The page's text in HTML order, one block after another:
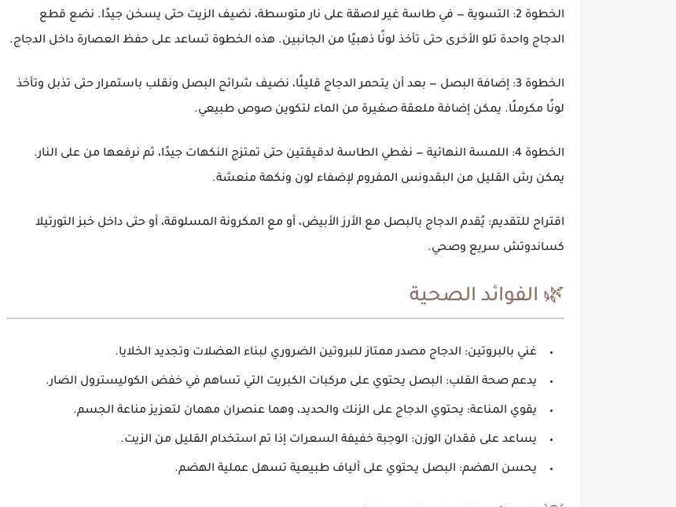
الخطوة 2: التسوية — في طاسة غير لاصقة على نار متوسطة، نضيف الزيت حتى يسخن جيدًا. نضع قطع
الدجاج واحدة تلو الأخرى حتى تأخذ لونًا ذهبيًا من الجانبين. هذه الخطوة تساعد على حفظ العصارة داخل الدجاج.
الخطوة 3: إضافة البصل — بعد أن يتحمر الدجاج قليلًا، نضيف شرائح البصل ونقلب باستمرار حتى تذبل وتأخذ
لونًا مكرملًا. يمكن إضافة ملعقة صغيرة من الماء لتكوين صوص طبيعي.
الخطوة 4: اللمسة النهائية — نغطي الطاسة لدقيقتين حتى تمتزج النكهات جيدًا، ثم نرفعها من على النار.
يمكن رش القليل من البقدونس المفروم لإضفاء لون ونكهة منعشة.
اقتراح للتقديم: يُقدم الدجاج بالبصل مع الأرز الأبيض، أو مع المكرونة المسلوقة، أو حتى داخل خبز التورتيلا
كساندوتش سريع وصحي.
🌿 الفوائد الصحية
غني بالبروتين: الدجاج مصدر ممتاز للبروتين الضروري لبناء العضلات وتجديد الخلايا.
يدعم صحة القلب: البصل يحتوي على مركبات الكبريت التي تساهم في خفض الكوليسترول الضار.
يقوي المناعة: يحتوي الدجاج على الزنك والحديد، وهما عنصران مهمان لتعزيز مناعة الجسم.
يساعد على فقدان الوزن: الوجبة خفيفة السعرات إذا تم استخدام القليل من الزيت.
يحسن الهضم: البصل يحتوي على ألياف طبيعية تسهل عملية الهضم.